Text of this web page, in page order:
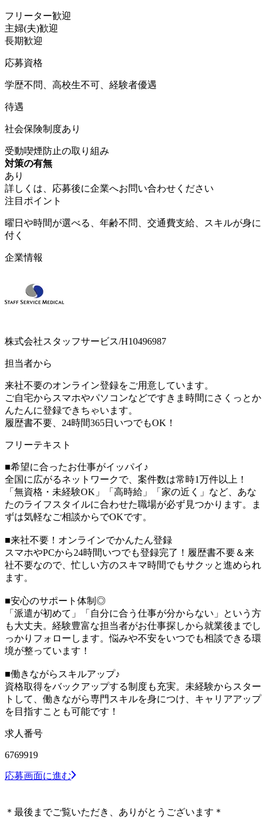
フリーター歓迎
主婦(夫)歓迎
長期歓迎
応募資格
学歴不問、高校生不可、経験者優遇
待遇
社会保険制度あり
受動喫煙防止の取り組み
対策の有無
あり
詳しくは、応募後に企業へお問い合わせください
注目ポイント
曜日や時間が選べる、年齢不問、交通費支給、スキルが身に
付く
企業情報
株式会社スタッフサービス/H10496987
担当者から
来社不要のオンライン登録をご用意しています。
ご自宅からスマホやパソコンなどですきま時間にさくっとか
んたんに登録できちゃいます。
履歴書不要、24時間365日いつでもOK！
フリーテキスト
■希望に合ったお仕事がイッパイ♪
全国に広がるネットワークで、案件数は常時1万件以上！
「無資格・未経験OK」「高時給」「家の近く」など、あな
たのライフスタイルに合わせた職場が必ず見つかります。ま
ずは気軽なご相談からでOKです。
■来社不要！オンラインでかんたん登録
スマホやPCから24時間いつでも登録完了！履歴書不要＆来
社不要なので、忙しい方のスキマ時間でもサクッと進められ
ます。
■安心のサポート体制◎
「派遣が初めて」「自分に合う仕事が分からない」という方
も大丈夫。経験豊富な担当者がお仕事探しから就業後までし
っかりフォローします。悩みや不安をいつでも相談できる環
境が整っています！
■働きながらスキルアップ♪
資格取得をバックアップする制度も充実。未経験からスター
トして、働きながら専門スキルを身につけ、キャリアアップ
を目指すことも可能です！
求人番号
6769919
応募画面に進む
＊最後までご覧いただき、ありがとうございます＊